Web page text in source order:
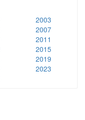
2003
2007
2011
2015
2019
2023